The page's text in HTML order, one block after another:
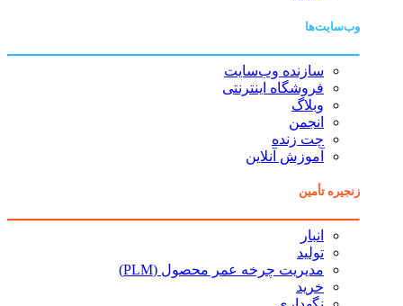
وب‌سایت‌ها
سازنده وب‌سایت
فروشگاه اینترنتی
وبلاگ
انجمن
چت زنده
آموزش آنلاین
زنجیره تأمین
انبار
تولید
مدیریت چرخه عمر محصول (PLM)
خرید